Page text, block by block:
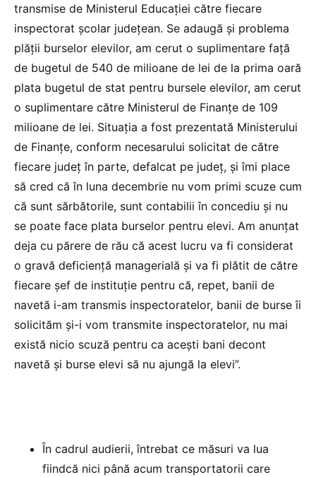
transmise de Ministerul Educației către fiecare
inspectorat școlar județean. Se adaugă și problema
plății burselor elevilor, am cerut o suplimentare față
de bugetul de 540 de milioane de lei de la prima oară
plata bugetul de stat pentru bursele elevilor, am cerut
o suplimentare către Ministerul de Finanțe de 109
milioane de lei. Situația a fost prezentată Ministerului
de Finanțe, conform necesarului solicitat de către
fiecare județ în parte, defalcat pe județ, și îmi place
să cred că în luna decembrie nu vom primi scuze cum
că sunt sărbătorile, sunt contabilii în concediu și nu
se poate face plata burselor pentru elevi. Am anunțat
deja cu părere de rău că acest lucru va fi considerat
o gravă deficiență managerială și va fi plătit de către
fiecare șef de instituție pentru că, repet, banii de
navetă i-am transmis inspectoratelor, banii de burse îi
solicităm și-i vom transmite inspectoratelor, nu mai
există nicio scuză pentru ca acești bani decont
navetă și burse elevi să nu ajungă la elevi”.
În cadrul audierii, întrebat ce măsuri va lua
fiindcă nici până acum transportatorii care